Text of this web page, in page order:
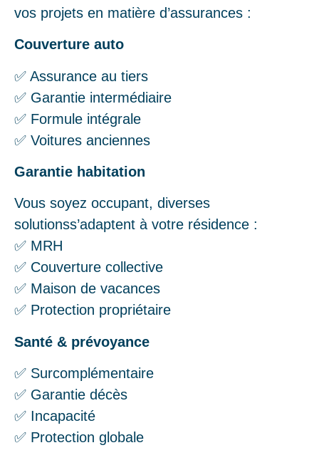
vos projets en matière d’assurances :
Couverture auto
✅ Assurance au tiers
✅ Garantie intermédiaire
✅ Formule intégrale
✅ Voitures anciennes
Garantie habitation
Vous soyez occupant, diverses
solutionss’adaptent à votre résidence :
✅ MRH
✅ Couverture collective
✅ Maison de vacances
✅ Protection propriétaire
Santé & prévoyance
✅ Surcomplémentaire
✅ Garantie décès
✅ Incapacité
✅ Protection globale